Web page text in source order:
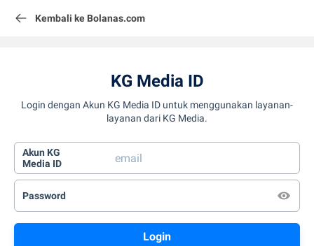
Kembali ke Bolanas.com
KG Media ID
Login dengan Akun KG Media ID untuk menggunakan layanan-
layanan dari KG Media.
Akun KG
Media ID
Password